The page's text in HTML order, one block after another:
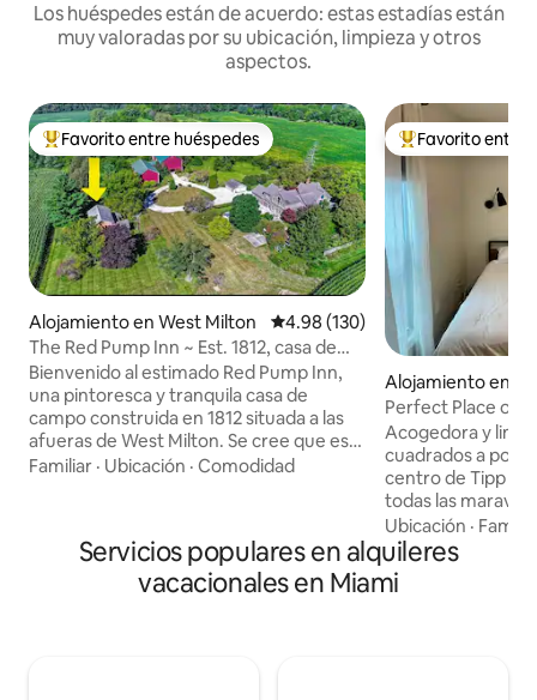
Los huéspedes están de acuerdo: estas estadías están
muy valoradas por su ubicación, limpieza y otros
aspectos.
Favorito entre huéspedes preferido
Favorito entre huéspedes
Alojamiento en West Milton Calificación promedio: 4.98 de
4.98 (130)
The Red Pump Inn ~ Est. 1812, casa de
campo de un dormitorio
Bienvenido al estimado Red Pump Inn,
una pintoresca y tranquila casa de
campo construida en 1812 situada a las
afueras de West Milton. Se cree que esta
rara joya es la casa de ladrillo más antigua
manantial natural y prados ondulados
disponibles para explorar. Entra por un
camino de entrada de 1/4 de milla de
Familiar · Ubicación · Comodidad
Favorito entre
Favorito entre
Alojamiento en
Perfect Place on
de Tipp City
Acogedora y
cuadrados a poca
centro de Tipp
todas las
¡No dudes en
peludos! (2
Vallado en el
tu mascota
Ubicación ·
Servicios populares en alquileres
vacacionales en Miami